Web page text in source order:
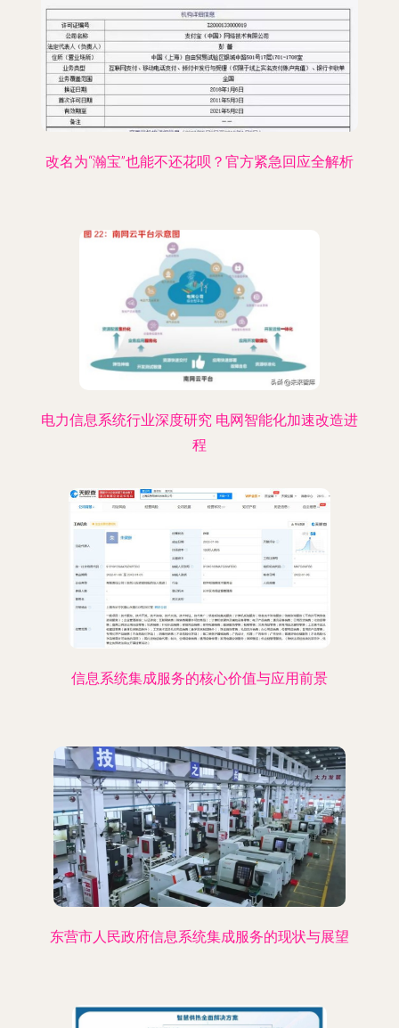
改名为“瀚宝”也能不还花呗？官方紧急回应全解析
电力信息系统行业深度研究 电网智能化加速改造进
程
信息系统集成服务的核心价值与应用前景
东营市人民政府信息系统集成服务的现状与展望